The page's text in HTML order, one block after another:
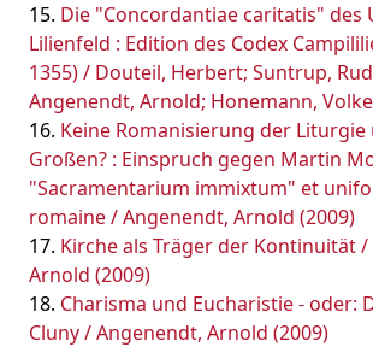
Die "Concordantiae caritatis" des
Lilienfeld : Edition des Codex
1355) / Douteil, Herbert; Suntrup,
Angenendt, Arnold; Honemann,
Keine Romanisierung der
Großen? : Einspruch gegen Martin
"Sacramentarium immixtum" et
romaine / Angenendt, Arnold (2009)
Kirche als Träger der Kontinuität
Arnold (2009)
Charisma und Eucharistie - oder:
Cluny / Angenendt, Arnold (2009)